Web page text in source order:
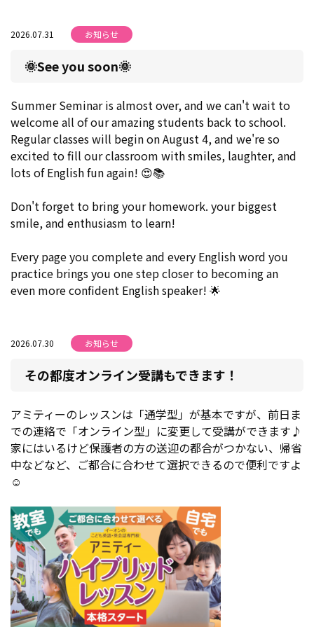
2026.07.31 お知らせ
🌞See you soon🌞
Summer Seminar is almost over, and we can't wait to
welcome all of our amazing students back to school.
Regular classes will begin on August 4, and we're so
excited to fill our classroom with smiles, laughter, and
lots of English fun again! 😍📚
Don't forget to bring your homework. your biggest
smile, and enthusiasm to learn!
Every page you complete and every English word you
practice brings you one step closer to becoming an
even more confident English speaker! 🌟
2026.07.30 お知らせ
その都度オンライン受講もできます！
アミティーのレッスンは「通学型」が基本ですが、前日ま
での連絡で「オンライン型」に変更して受講ができます♪
家にはいるけど保護者の方の送迎の都合がつかない、帰省
中などなど、ご都合に合わせて選択できるので便利ですよ
☺